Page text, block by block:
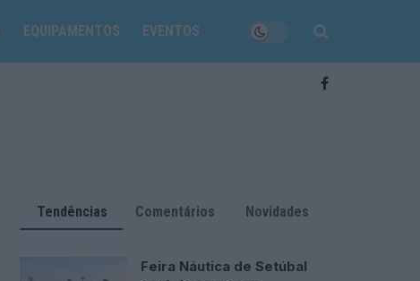
EQUIPAMENTOS EVENTOS
Tendências Comentários Novidades
Feira Náutica de Setúbal